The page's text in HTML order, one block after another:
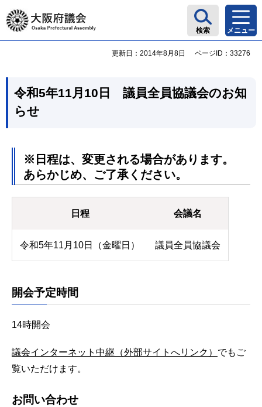
大阪府議会
検索 メニュー
更新日：2014年8月8日 ページID：33276
令和5年11月10日 議員全員協議会のお知
らせ
※日程は、変更される場合があります。
あらかじめ、ご了承ください。
日程 会議名
令和5年11月10日（金曜日） 議員全員協議会
開会予定時間
14時開会
議会インターネット中継（外部サイトへリンク） でもご
覧いただけます。
お問い合わせ